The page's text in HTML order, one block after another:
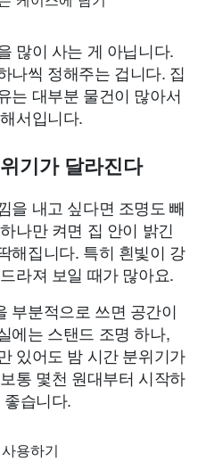
많이 사는 게 아닙니다.
나씩 정해주는 겁니다. 집
는 대부분 물건이 많아서
서입니다.
기가 달라진다
을 내고 싶다면 조명도 빼
나만 켜면 집 안이 밝긴
해집니다. 특히 흰빛이 강
라져 보일 때가 많아요.
부분적으로 쓰면 공간이
에는 스탠드 조명 하나,
있어도 밤 시간 분위기가
통 몇천 원대부터 시작하
습니다.
용하기